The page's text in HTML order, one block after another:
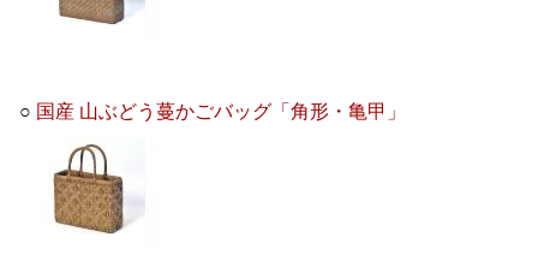
○ 国産 山ぶどう蔓かごバッグ「角形・亀甲」